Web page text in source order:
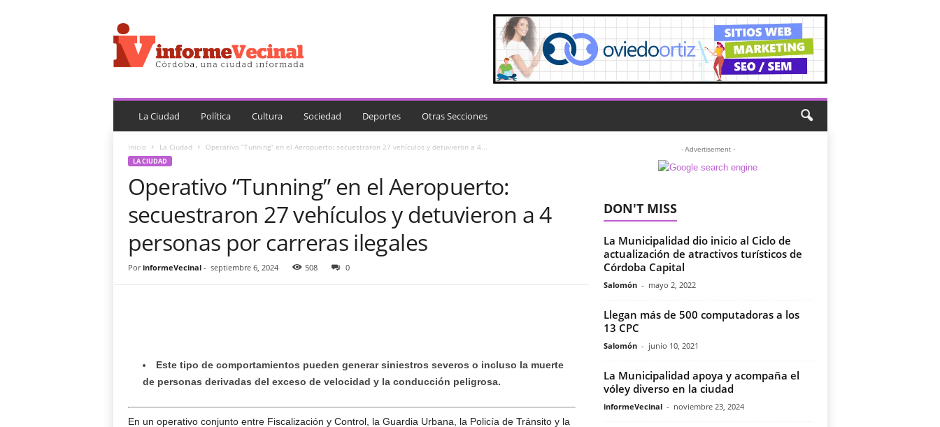
n
f
o
e
e
La Ciudad Política Cultura Sociedad Deportes Otras Secciones
Inicio La Ciudad Operativo “Tunning” en el Aeropuerto: secuestraron 27 vehículos y detuvieron a 4...
LA CIUDAD
Operativo “Tunning” en el Aeropuerto:
secuestraron 27 vehículos y detuvieron a 4
personas por carreras ilegales
Por informeVecinal- septiembre 6, 2024 508 0
Este tipo de comportamientos pueden generar siniestros severos o incluso la muerte
de personas derivadas del exceso de velocidad y la conducción peligrosa.
En un operativo conjunto entre Fiscalización y Control, la Guardia Urbana, la Policía de Tránsito y la
- Advertisement -
DON'T MISS
La Municipalidad dio inicio al Ciclo de
actualización de atractivos turísticos de
Córdoba Capital
Salomón - mayo 2, 2022
Llegan más de 500 computadoras a los
13 CPC
Salomón - junio 10, 2021
La Municipalidad apoya y acompaña el
vóley diverso en la ciudad
informeVecinal - noviembre 23, 2024